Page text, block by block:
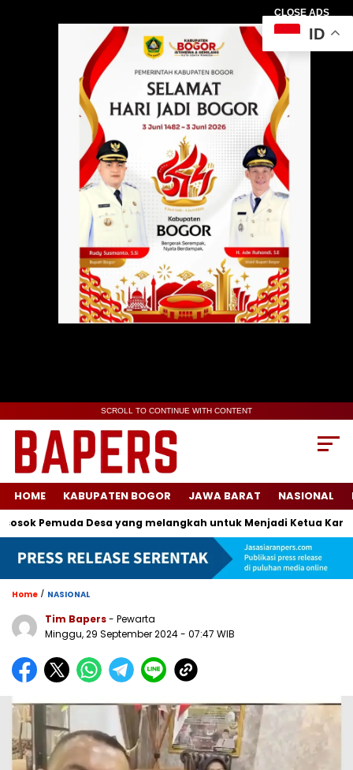
CLOSE ADS
SCROLL TO CONTINUE WITH CONTENT
HOME KABUPATEN BOGOR JAWA BARAT NASIONAL
Pemuda Desa yang melangkah untuk Menjadi Ketua Karang
Home / NASIONAL
Tim Bapers- Pewarta
Minggu, 29 September 2024- 07:47 WIB
ID